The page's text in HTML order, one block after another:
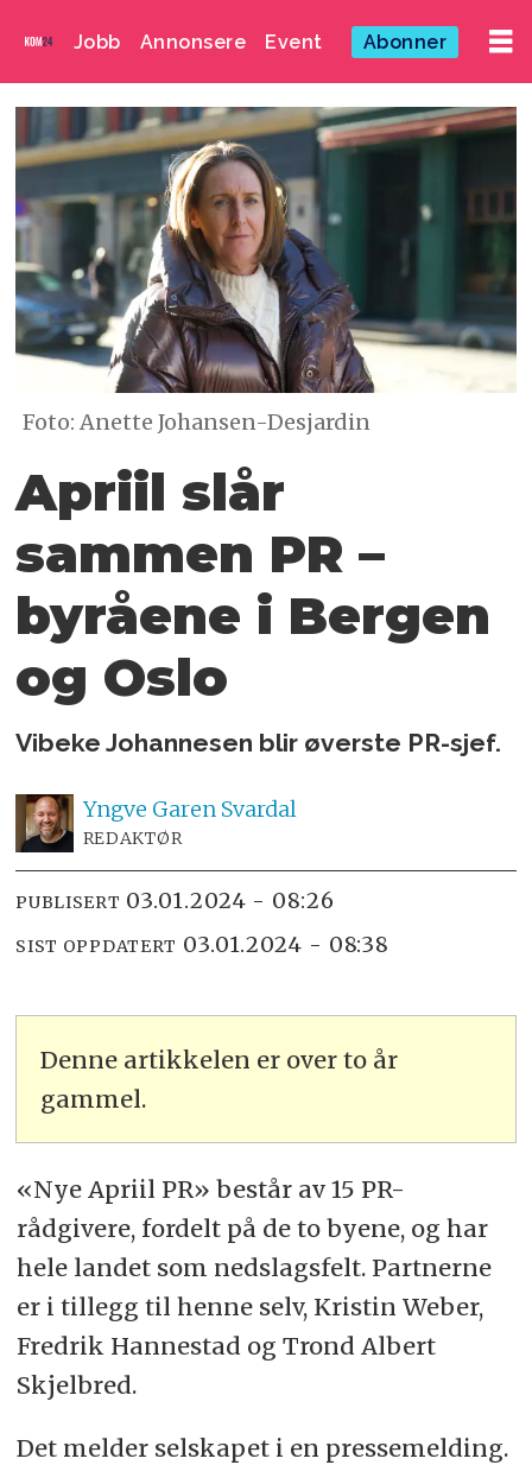
Jobb Annonsere Event Abonner
Foto: Anette Johansen-Desjardin
Apriil slår
sammen PR –
byråene i Bergen
og Oslo
Vibeke Johannesen blir øverste PR-sjef.
Yngve Garen Svardal
REDAKTØR
PUBLISERT 03.01.2024 - 08:26
SIST OPPDATERT 03.01.2024 - 08:38
Denne artikkelen er over to år
gammel.
«Nye Apriil PR» består av 15 PR-
rådgivere, fordelt på de to byene, og har
hele landet som nedslagsfelt. Partnerne
er i tillegg til henne selv, Kristin Weber,
Fredrik Hannestad og Trond Albert
Skjelbred.
Det melder selskapet i en pressemelding.